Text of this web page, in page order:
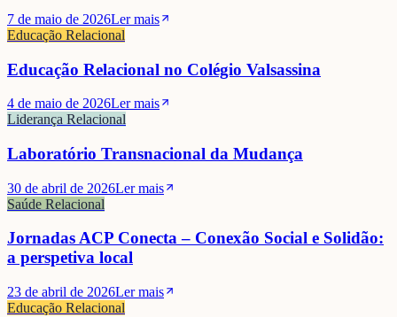
7 de maio de 2026Ler mais
Educação Relacional
Educação Relacional no Colégio Valsassina
4 de maio de 2026Ler mais
Liderança Relacional
Laboratório Transnacional da Mudança
30 de abril de 2026Ler mais
Saúde Relacional
Jornadas ACP Conecta – Conexão Social e Solidão:
a perspetiva local
23 de abril de 2026Ler mais
Educação Relacional